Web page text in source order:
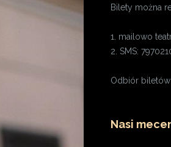
Bilety można
1. mailowo
2. SMS:
Odbiór
Nasi